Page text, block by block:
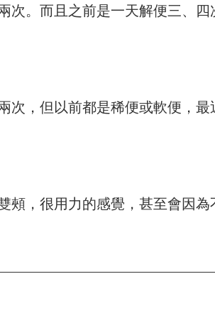
次。而且之前是一天解便三、
次，但以前都是稀便或軟便，
頰，很用力的感覺，甚至會因為